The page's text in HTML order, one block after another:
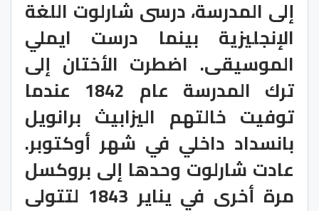
إلى المدرسة، درسى شارلوت اللغة
الإنجليزية بينما درست ايملي
الموسيقى. اضطرت الأختان إلى
ترك المدرسة عام 1842 عندما
توفيت خالتهم اليزابيث برانويل
بانسداد داخلي في شهر أوكتوبر.
عادت شارلوت وحدها إلى بروكسل
مرة أخرى في يناير 1843 لتتولى